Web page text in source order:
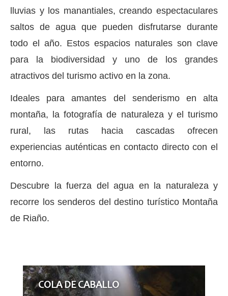
lluvias y los manantiales, creando espectaculares
saltos de agua que pueden disfrutarse durante
todo el año. Estos espacios naturales son clave
para la biodiversidad y uno de los grandes
atractivos del turismo activo en la zona.
Ideales para amantes del senderismo en alta
montaña, la fotografía de naturaleza y el turismo
rural, las rutas hacia cascadas ofrecen
experiencias auténticas en contacto directo con el
entorno.
Descubre la fuerza del agua en la naturaleza y
recorre los senderos del destino turístico Montaña
de Riaño.
COLA DE CABALLO